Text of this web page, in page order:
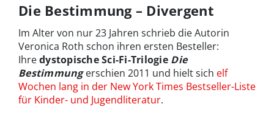
Die Bestimmung – Divergent
Im Alter von nur 23 Jahren schrieb die Autorin
Veronica Roth schon ihren ersten Besteller:
Ihredystopische Sci-Fi-Trilogie Die
Bestimmungerschien 2011 und hielt sich elf
Wochen lang in der New York Times Bestseller-Liste
für Kinder- und Jugendliteratur.